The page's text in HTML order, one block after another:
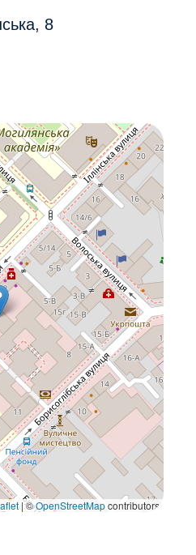
8
|©OpenStreetMapcontributors